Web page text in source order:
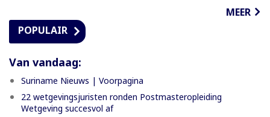
MEER
POPULAIR
Van vandaag:
Suriname Nieuws | Voorpagina
22 wetgevingsjuristen ronden Postmasteropleiding
Wetgeving succesvol af